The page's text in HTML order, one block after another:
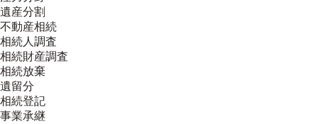
遺産分割
不動産相続
相続人調査
相続財産調査
相続放棄
遺留分
相続登記
事業承継